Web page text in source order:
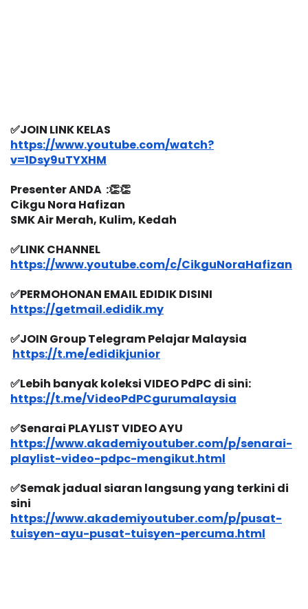
✅JOIN LINK KELAS
https://www.youtube.com/watch?
v=1Dsy9uTYXHM
Presenter ANDA  :👏👏
Cikgu Nora Hafizan
SMK Air Merah, Kulim, Kedah
✅LINK CHANNEL
https://www.youtube.com/c/CikguNoraHafizan
✅PERMOHONAN EMAIL EDIDIK DISINI
https://getmail.edidik.my
✅JOIN Group Telegram Pelajar Malaysia
https://t.me/edidikjunior
✅Lebih banyak koleksi VIDEO PdPC di sini:
https://t.me/VideoPdPCgurumalaysia
✅Senarai PLAYLIST VIDEO AYU
https://www.akademiyoutuber.com/p/senarai-
playlist-video-pdpc-mengikut.html
✅Semak jadual siaran langsung yang terkini di
sini
https://www.akademiyoutuber.com/p/pusat-
tuisyen-ayu-pusat-tuisyen-percuma.html